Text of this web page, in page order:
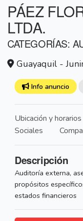
PÁEZ
LTDA.
CATEGORÍAS:
Guayaquil -
Info anuncio
Ubicación y horarios
Sociales
Descripción
Auditoría externa,
propósitos
estados financieros